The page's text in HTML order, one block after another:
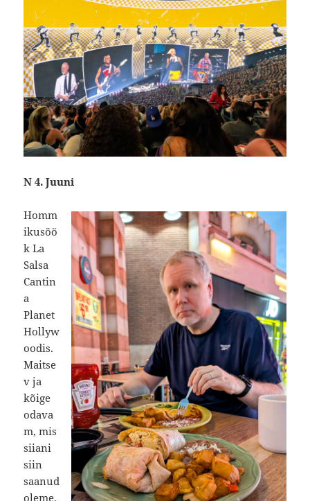
N 4. Juuni
Homm
ikusöö
k La
Salsa
Cantin
a
Planet
Hollyw
oodis.
Maitse
v ja
kõige
odava
m, mis
siiani
siin
saanud
oleme.